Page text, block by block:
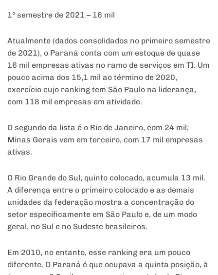
1º semestre de 2021 – 16 mil
Atualmente (dados consolidados no primeiro semestre
de 2021), o Paraná conta com um estoque de quase
16 mil empresas ativas no ramo de serviços em TI. Um
pouco acima dos 15,1 mil ao término de 2020,
exercício cujo ranking tem São Paulo na liderança,
com 118 mil empresas em atividade.
O segundo da lista é o Rio de Janeiro, com 24 mil;
Minas Gerais vem em terceiro, com 17 mil empresas
ativas.
O Rio Grande do Sul, quinto colocado, acumula 13 mil.
A diferença entre o primeiro colocado e as demais
unidades da federação mostra a concentração do
setor especificamente em São Paulo e, de um modo
geral, no Sul e no Sudeste brasileiros.
Em 2010, no entanto, esse ranking era um pouco
diferente. O Paraná é que ocupava a quinta posição, à